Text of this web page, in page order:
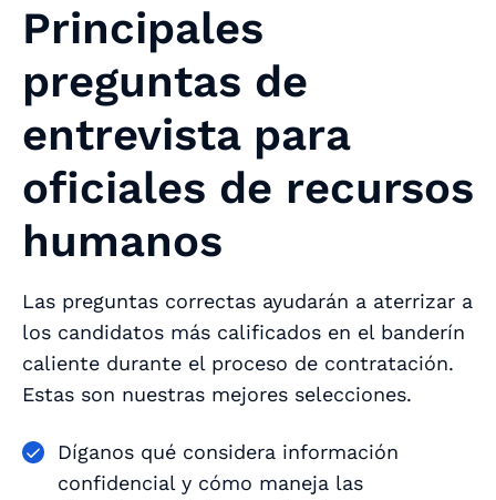
Principales
preguntas de
entrevista para
oficiales de recursos
humanos
Las preguntas correctas ayudarán a aterrizar a
los candidatos más calificados en el banderín
caliente durante el proceso de contratación.
Estas son nuestras mejores selecciones.
Díganos qué considera información
confidencial y cómo maneja las